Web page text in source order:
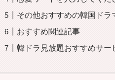
その他おすすめの韓国ドラ
おすすめ関連記事
韓ドラ見放題おすすめサー